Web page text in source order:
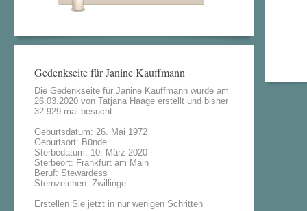
Gedenkseite für Janine Kauffmann
Die Gedenkseite für Janine Kauffmann wurde am
26.03.2020 von Tatjana Haage erstellt und bisher
32.929 mal besucht.
Geburtsdatum: 26. Mai 1972
Geburtsort: Bünde
Sterbedatum: 10. März 2020
Sterbeort: Frankfurt am Main
Beruf: Stewardess
Sternzeichen: Zwillinge
Erstellen Sie jetzt in nur wenigen Schritten